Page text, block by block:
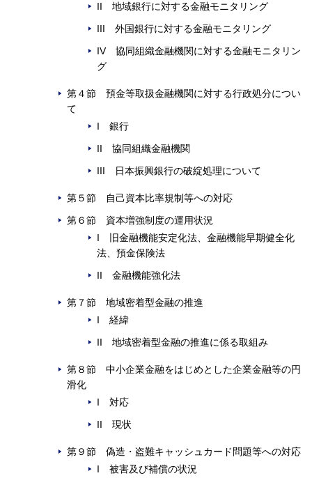
II 地域銀行に対する金融モニタリング
III 外国銀行に対する金融モニタリング
IV 協同組織金融機関に対する金融モニタリン
グ
第４節 預金等取扱金融機関に対する行政処分につい
て
I 銀行
II 協同組織金融機関
III 日本振興銀行の破綻処理について
第５節 自己資本比率規制等への対応
第６節 資本増強制度の運用状況
I 旧金融機能安定化法、金融機能早期健全化
法、預金保険法
II 金融機能強化法
第７節 地域密着型金融の推進
I 経緯
II 地域密着型金融の推進に係る取組み
第８節 中小企業金融をはじめとした企業金融等の円
滑化
I 対応
II 現状
第９節 偽造・盗難キャッシュカード問題等への対応
I 被害及び補償の状況